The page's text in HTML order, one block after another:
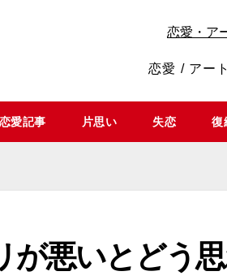
恋愛・ア
恋愛 / アー
愛記事 片思い 失恋 復
が悪いとどう